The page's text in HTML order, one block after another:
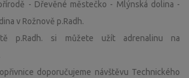
- Dřevěné městečko - Mlýnská dolina -
v Rožnově p.Radh.
p.Radh. si můžete užít adrenalinu na
doporučujeme návštěvu Technického